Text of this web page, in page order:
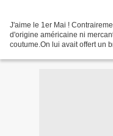
J'aime le 1er Mai !
d'origine américaine ni
coutume.On lui avait offert un